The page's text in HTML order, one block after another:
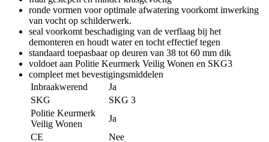
ronde vormen voor optimale afwatering voorkomt inwerking
van vocht op schilderwerk.
seal voorkomt beschadiging van de verflaag bij het
demonteren en houdt water en tocht effectief tegen
standaard toepasbaar op deuren van 38 tot 60 mm dik
voldoet aan Politie Keurmerk Veilig Wonen en SKG3
compleet met bevestigingsmiddelen
Inbraakwerend
Ja
SKG
SKG 3
Politie Keurmerk
Veilig Wonen
Ja
CE
Nee